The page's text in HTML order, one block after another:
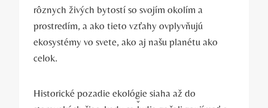
rôznych živých bytostí so svojím okolím a
prostredím, a ako‍ tieto vzťahy ovplyvňujú​
ekosystémy⁢ vo svete, ako aj našu planétu ako
celok.
Historické pozadie ekológie siaha ‍až do‍